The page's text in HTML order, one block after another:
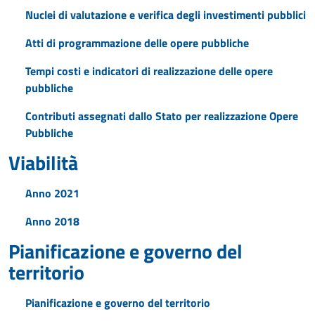
Nuclei di valutazione e verifica degli investimenti pubblici
Atti di programmazione delle opere pubbliche
Tempi costi e indicatori di realizzazione delle opere
pubbliche
Contributi assegnati dallo Stato per realizzazione Opere
Pubbliche
Viabilità
Anno 2021
Anno 2018
Pianificazione e governo del
territorio
Pianificazione e governo del territorio